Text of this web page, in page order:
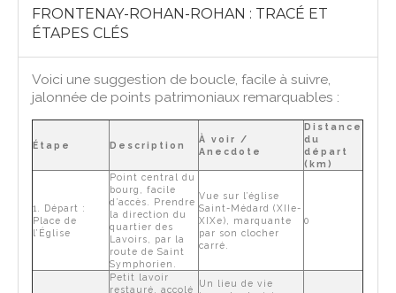
FRONTENAY-ROHAN-ROHAN : TRACÉ ET
ÉTAPES CLÉS
Voici une suggestion de boucle, facile à suivre,
jalonnée de points patrimoniaux remarquables :
Étape Description
À voir /
Anecdote
Distance
du
départ
(km)
1. Départ :
Place de
l’Église
Point central du
bourg, facile
d’accès. Prendre
la direction du
quartier des
Lavoirs, par la
route de Saint
Symphorien.
Vue sur l’église
Saint-Médard (XIIe-
XIXe), marquante
par son clocher
carré.
0
Petit lavoir
restauré, accolé
Un lieu de vie